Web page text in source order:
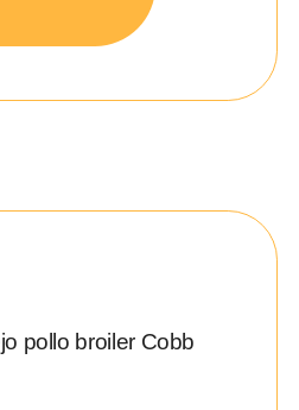
pollo broiler Cobb